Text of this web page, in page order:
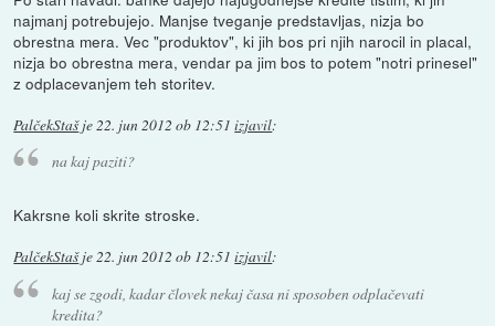
najmanj potrebujejo. Manjse tveganje predstavljas, nizja bo
obrestna mera. Vec "produktov", ki jih bos pri njih narocil in placal,
nizja bo obrestna mera, vendar pa jim bos to potem "notri prinesel"
z odplacevanjem teh storitev.
PalčekStašje22. jun 2012 ob 12:51 izjavil:
na kaj paziti?
Kakrsne koli skrite stroske.
PalčekStašje22. jun 2012 ob 12:51 izjavil:
kaj se zgodi, kadar človek nekaj časa ni sposoben odplačevati
kredita?